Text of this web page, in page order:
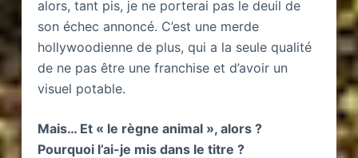
alors, tant pis, je ne porterai pas le deuil de
son échec annoncé. C’est une merde
hollywoodienne de plus, qui a la seule qualité
de ne pas être une franchise et d’avoir un
visuel potable.
Mais… Et « le règne animal », alors ?
Pourquoi l’ai-je mis dans le titre ?